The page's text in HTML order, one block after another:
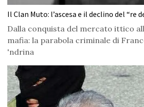
Il Clan Muto: l’ascesa e il declino del “re
Dalla conquista del mercato ittico
mafia: la parabola criminale di
'ndrina